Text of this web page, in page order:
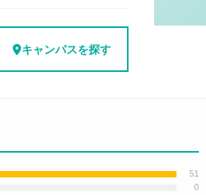
キャンパスを探す
51
0